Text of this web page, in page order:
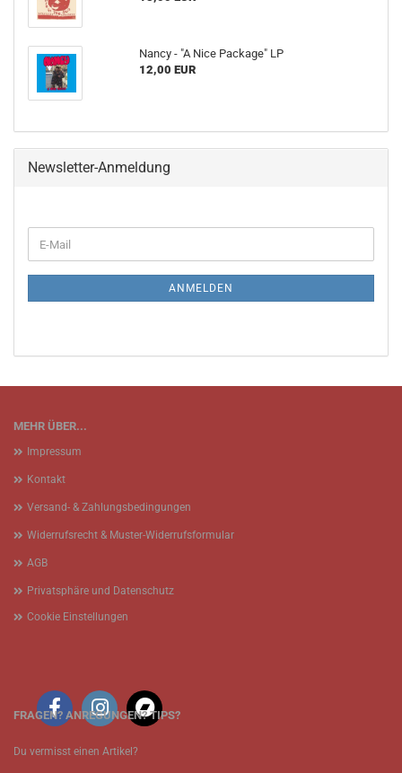
Nancy - "A Nice Package" LP
12,00 EUR
Newsletter-Anmeldung
ZUR
E-
Mail
ANMELDEN
MEHR ÜBER...
Impressum
Kontakt
Versand- & Zahlungsbedingungen
Widerrufsrecht & Muster-Widerrufsformular
AGB
Privatsphäre und Datenschutz
Cookie Einstellungen
FRAGEN? ANREGUNGEN? TIPS?
Du vermisst einen Artikel?